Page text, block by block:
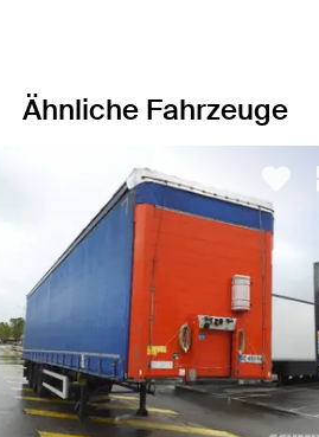
Ähnliche Fahrzeuge